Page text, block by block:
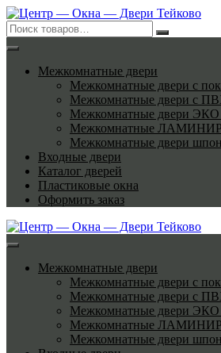
Перейти
к
содержимому
Межкомнатные двери
Межкомнатные двери с
Межкомнатные двери с
Межкомнатные двери ЭКО
Межкомнатные
Межкомнатные двери
Входные двери
Каталог дверей
Пластиковые окна
Оформить заказ
Межкомнатные двери
Межкомнатные двери с
Межкомнатные двери с
Межкомнатные двери ЭКО
Межкомнатные
Межкомнатные двери